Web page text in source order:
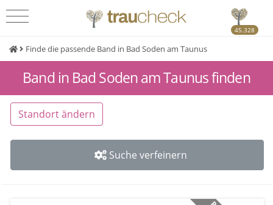
45.328
Finde die passende Band in Bad Soden am Taunus
Band in Bad Soden am Taunus finden
Standort ändern
Suche verfeinern